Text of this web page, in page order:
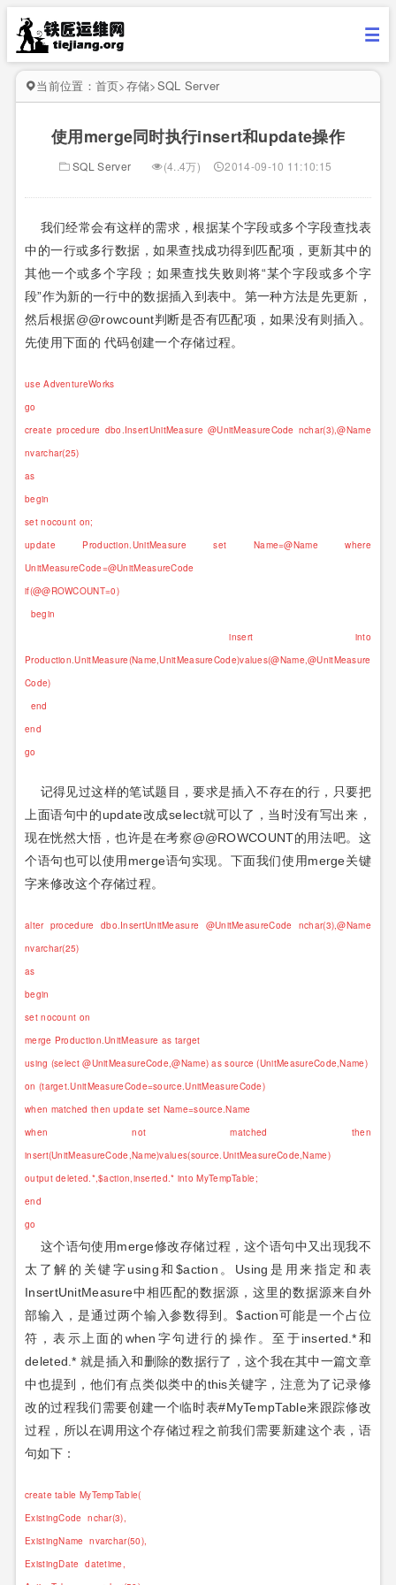
当前位置： 首页>存储>SQL Server
使用merge同时执行insert和update操作
SQL Server (4..4万) 2014-09-10 11:10:15
我们经常会有这样的需求，根据某个字段或多个字段查找表
中的一行或多行数据，如果查找成功得到匹配项，更新其中的
其他一个或多个字段；如果查找失败则将“某个字段或多个字
段”作为新的一行中的数据插入到表中。第一种方法是先更新，
然后根据@@rowcount判断是否有匹配项，如果没有则插入。
先使用下面的 代码创建一个存储过程。
use AdventureWorks
go
create procedure dbo.InsertUnitMeasure @UnitMeasureCode nchar(3),@Name
nvarchar(25)
as
begin
set nocount on;
update Production.UnitMeasure set Name=@Name where
UnitMeasureCode=@UnitMeasureCode
if(@@ROWCOUNT=0)
begin
insert into
Production.UnitMeasure(Name,UnitMeasureCode)values(@Name,@UnitMeasure
Code)
end
end
go
记得见过这样的笔试题目，要求是插入不存在的行，只要把
上面语句中的update改成select就可以了，当时没有写出来，
现在恍然大悟，也许是在考察@@ROWCOUNT的用法吧。这
个语句也可以使用merge语句实现。下面我们使用merge关键
字来修改这个存储过程。
alter procedure dbo.InsertUnitMeasure @UnitMeasureCode nchar(3),@Name
nvarchar(25)
as
begin
set nocount on
merge Production.UnitMeasure as target
using (select @UnitMeasureCode,@Name) as source (UnitMeasureCode,Name)
on (target.UnitMeasureCode=source.UnitMeasureCode)
when matched then update set Name=source.Name
when not matched then
insert(UnitMeasureCode,Name)values(source.UnitMeasureCode,Name)
output deleted.*,$action,inserted.* into MyTempTable;
end
go
这个语句使用merge修改存储过程，这个语句中又出现我不
太了解的关键字using和$action。Using是用来指定和表
InsertUnitMeasure中相匹配的数据源，这里的数据源来自外
部输入，是通过两个输入参数得到。$action可能是一个占位
符，表示上面的when字句进行的操作。至于inserted.*和
deleted.* 就是插入和删除的数据行了，这个我在其中一篇文章
中也提到，他们有点类似类中的this关键字，注意为了记录修
改的过程我们需要创建一个临时表#MyTempTable来跟踪修改
过程，所以在调用这个存储过程之前我们需要新建这个表，语
句如下：
create table MyTempTable(
ExistingCode nchar(3),
ExistingName nvarchar(50),
ExistingDate datetime,